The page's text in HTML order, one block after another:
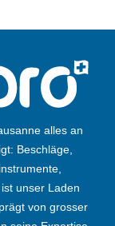
alles an
Beschläge,
unser Laden
von grosser